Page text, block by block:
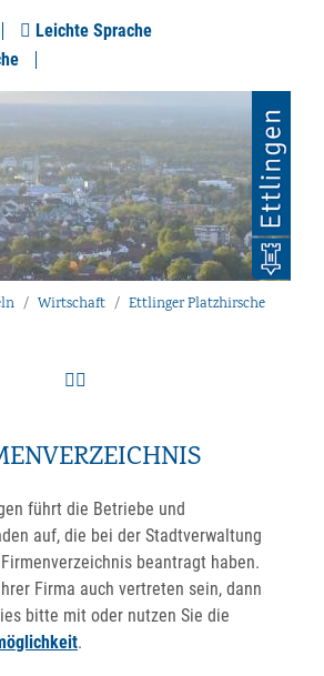
Leichte Sprache
Wirtschaft
Ettlinger Platzhirsche
führt die Betriebe und
auf, die bei der Stadtverwaltung
beantragt haben.
Firma auch vertreten sein, dann
bitte mit oder nutzen Sie die
.